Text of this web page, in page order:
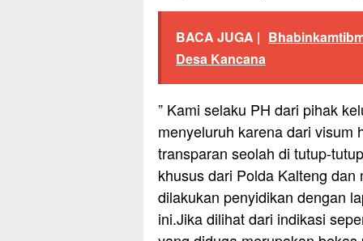
BACA JUGA |
Desa Kancana
” Kami selaku PH dari pihak
menyeluruh karena dari visum
transparan seolah di tutup-
khusus dari Polda Kalteng
dilakukan penyidikan dengan
ini.Jika dilihat dari indikasi